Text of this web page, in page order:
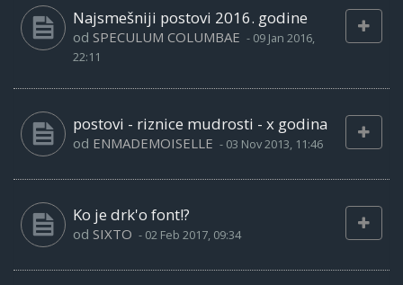
Najsmešniji postovi 2016. godine
od SPECULUM COLUMBAE - 09 Jan 2016,
22:11
postovi - riznice mudrosti - x godina
od ENMADEMOISELLE - 03 Nov 2013, 11:46
Ko je drk'o font!?
od SIXTO - 02 Feb 2017, 09:34